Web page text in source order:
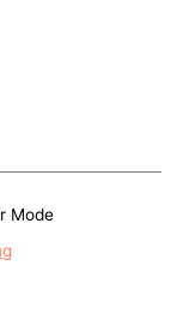
Mode